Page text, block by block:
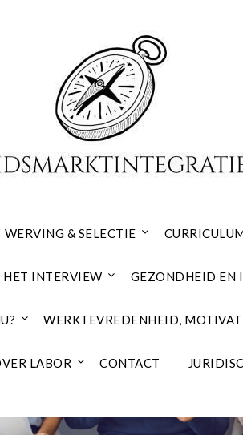
WERVING & SELECTIE
HET INTERVIEW GEZONDHEID EN
WERKTEVREDENHEID,
LABOR CONTACT